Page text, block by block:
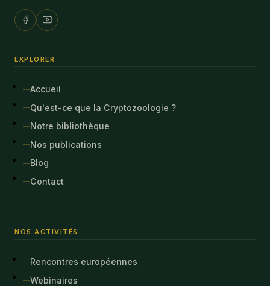
EXPLORER
Accueil
Qu'est-ce que la Cryptozoologie ?
Notre bibliothèque
Nos publications
Blog
Contact
NOS ACTIVITÉS
Rencontres européennes
Webinaires